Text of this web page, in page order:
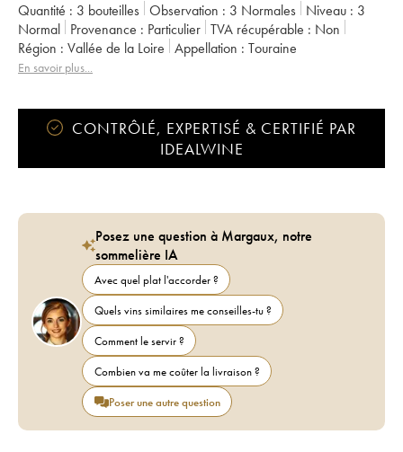
Quantité : 3 bouteilles Observation : 3 Normales Niveau : 3
Normal
Provenance : particulier TVA récupérable :
non
Région :
Vallée de la Loire Appellation : Touraine
En savoir plus...
CONTRÔLÉ, EXPERTISÉ & CERTIFIÉ PAR
IDEALWINE
Posez une question à Margaux, notre
sommelière IA
Avec quel plat l'accorder ?
Quels vins similaires me conseilles-tu ?
Comment le servir ?
Combien va me coûter la livraison ?
Poser une autre question